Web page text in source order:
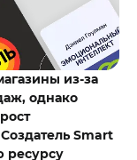
из-за
однако
Smart
ресурсу